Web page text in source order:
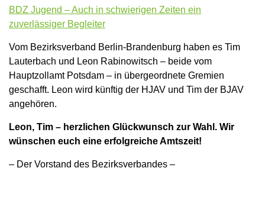
BDZ Jugend – Auch in schwierigen Zeiten ein
zuverlässiger Begleiter
Vom Bezirksverband Berlin-Brandenburg haben es Tim
Lauterbach und Leon Rabinowitsch – beide vom
Hauptzollamt Potsdam – in übergeordnete Gremien
geschafft. Leon wird künftig der HJAV und Tim der BJAV
angehören.
Leon, Tim – herzlichen Glückwunsch zur Wahl. Wir
wünschen euch eine erfolgreiche Amtszeit!
– Der Vorstand des Bezirksverbandes –